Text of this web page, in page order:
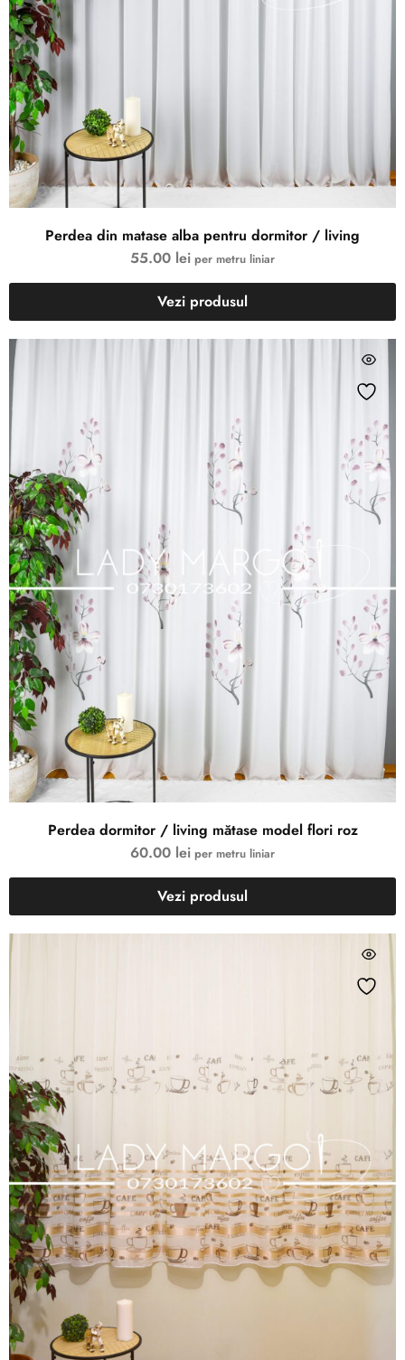
Perdea din matase alba pentru dormitor / living
55.00 lei per metru liniar
Vezi produsul
Perdea dormitor / living mătase model flori roz
60.00 lei per metru liniar
Vezi produsul